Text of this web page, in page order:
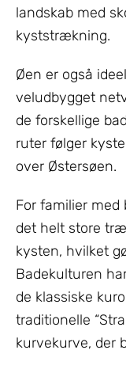
landskab med
kyststrækning.
Øen er også
veludbygget
de forskellige
ruter følger
over Østersøen.
For familier med
det helt store
kysten, hvilket
Badekulturen
de klassiske
traditionelle
kurvekurve, der